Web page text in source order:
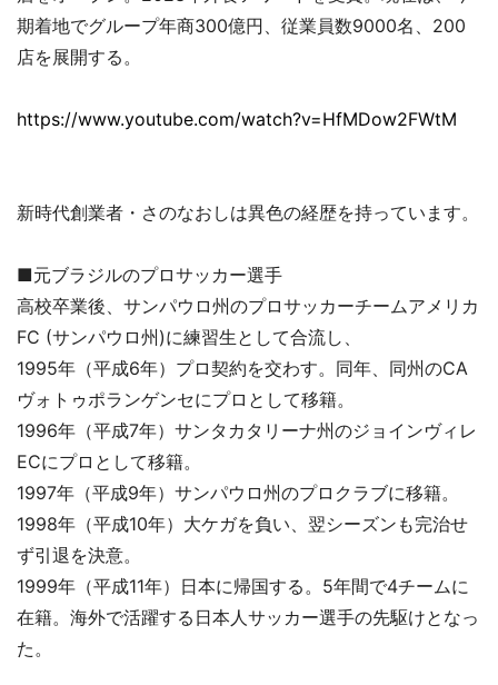
期着地でグループ年商300億円、従業員数9000名、200
店を展開する。
https://www.youtube.com/watch?v=HfMDow2FWtM
新時代創業者・さのなおしは異色の経歴を持っています。
■元ブラジルのプロサッカー選手
高校卒業後、サンパウロ州のプロサッカーチームアメリカ
FC (サンパウロ州)に練習生として合流し、
1995年（平成6年）プロ契約を交わす。同年、同州のCA
ヴォトゥポランゲンセにプロとして移籍。
1996年（平成7年）サンタカタリーナ州のジョインヴィレ
ECにプロとして移籍。
1997年（平成9年）サンパウロ州のプロクラブに移籍。
1998年（平成10年）大ケガを負い、翌シーズンも完治せ
ず引退を決意。
1999年（平成11年）日本に帰国する。5年間で4チームに
在籍。海外で活躍する日本人サッカー選手の先駆けとなっ
た。